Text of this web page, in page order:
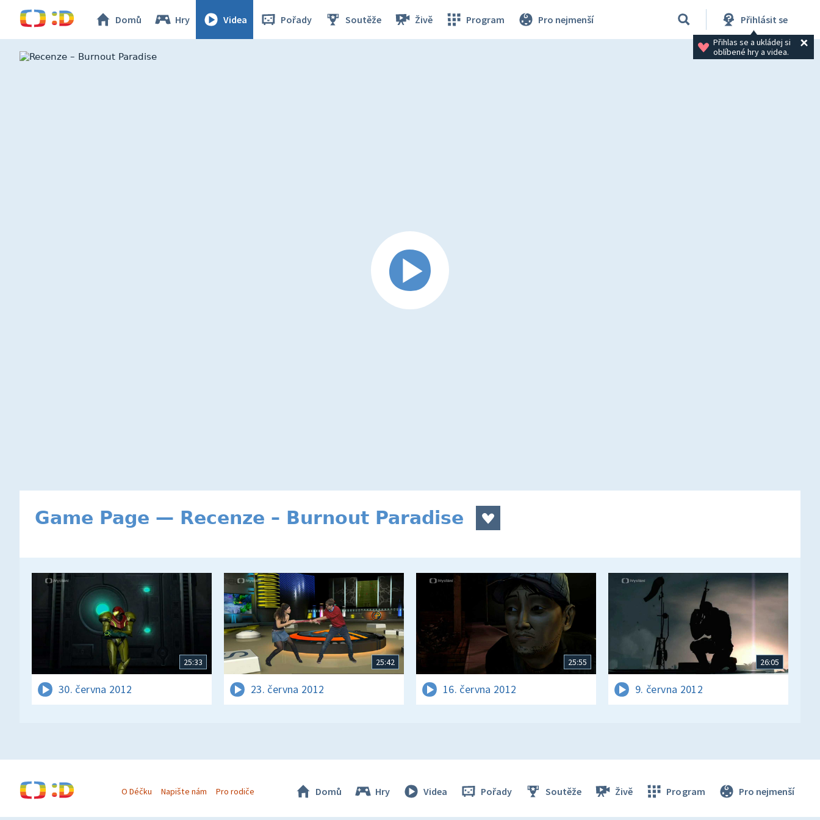
Domů Hry Videa Pořady Soutěže Živě Program Pro nejmenší Přihlásit se
Přihlas se a ukládej si
oblíbené hry a videa.
Game Page — Recenze – Burnout Paradise
25:33
30. června 2012
25:42
23. června 2012
25:55
16. června 2012
26:05
9. června 2012
O Déčku Napište nám Pro rodiče Domů Hry Videa Pořady Soutěže Živě Program Pro nejmenší